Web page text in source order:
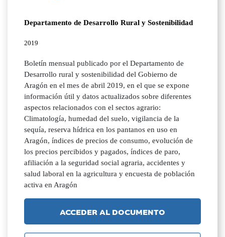
Departamento de Desarrollo Rural y Sostenibilidad
2019
Boletín mensual publicado por el Departamento de
Desarrollo rural y sostenibilidad del Gobierno de
Aragón en el mes de abril 2019, en el que se expone
información útil y datos actualizados sobre diferentes
aspectos relacionados con el sectos agrario:
Climatología, humedad del suelo, vigilancia de la
sequía, reserva hídrica en los pantanos en uso en
Aragón, índices de precios de consumo, evolución de
los precios percibidos y pagados, índices de paro,
afiliación a la seguridad social agraria, accidentes y
salud laboral en la agricultura y encuesta de población
activa en Aragón
ACCEDER AL DOCUMENTO